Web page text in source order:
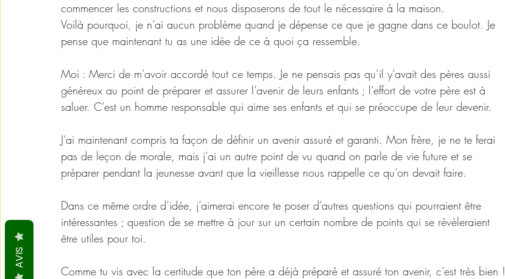
commencer les constructions et nous disposerons de tout le nécessaire à la maison.
Voilà pourquoi, je n’ai aucun problème quand je dépense ce que je gagne dans ce boulot. Je
pense que maintenant tu as une idée de ce à quoi ça ressemble.
Moi : Merci de m’avoir accordé tout ce temps. Je ne pensais pas qu’il y’avait des pères aussi
généreux au point de préparer et assurer l’avenir de leurs enfants ; l’effort de votre père est à
saluer. C’est un homme responsable qui aime ses enfants et qui se préoccupe de leur devenir.
J’ai maintenant compris ta façon de définir un avenir assuré et garanti. Mon frère, je ne te ferai
pas de leçon de morale, mais j’ai un autre point de vu quand on parle de vie future et se
préparer pendant la jeunesse avant que la vieillesse nous rappelle ce qu’on devait faire.
Dans ce même ordre d’idée, j’aimerai encore te poser d’autres questions qui pourraient être
intéressantes ; question de se mettre à jour sur un certain nombre de points qui se révèleraient
être utiles pour toi.
Comme tu vis avec la certitude que ton père a déjà préparé et assuré ton avenir, c’est très bien !
AVIS